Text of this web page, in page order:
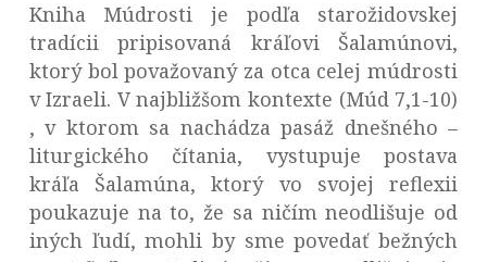
Kniha Múdrosti je podľa starožidovskej
tradícii pripisovaná kráľovi Šalamúnovi,
ktorý bol považovaný za otca celej múdrosti
v Izraeli. V najbližšom kontexte (Múd 7,1-10)
, v ktorom sa nachádza pasáž dnešného –
liturgického čítania, vystupuje postava
kráľa Šalamúna, ktorý vo svojej reflexii
poukazuje na to, že sa ničím neodlišuje od
iných ľudí, mohli by sme povedať bežných